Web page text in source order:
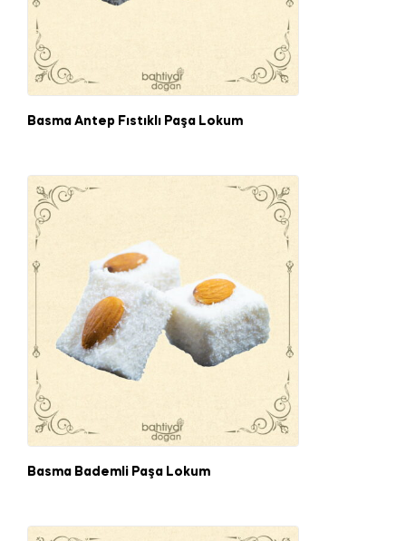
Basma Antep Fıstıklı Paşa Lokum
Basma Bademli Paşa Lokum